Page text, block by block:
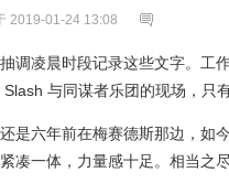
2019-01-24 13:08
调凌晨时段记录这些文字。工
与同谋者乐团的现场，只
是六年前在梅赛德斯那边，如
凑一体，力量感十足。相当之尽